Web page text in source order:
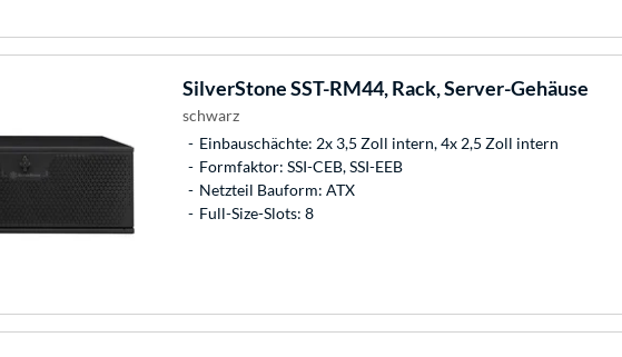
SilverStoneSST-RM44, Rack, Server-Gehäuse
schwarz
Einbauschächte: 2x 3,5 Zoll intern, 4x 2,5 Zoll intern
Formfaktor: SSI-CEB, SSI-EEB
Netzteil Bauform: ATX
Full-Size-Slots: 8